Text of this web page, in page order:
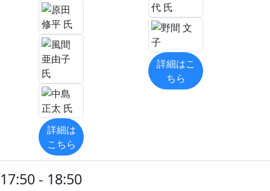
詳細は
こちら
詳細はこ
ちら
17:50 - 18:50